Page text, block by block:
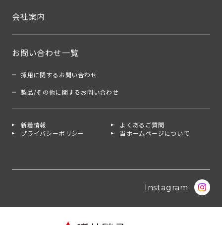
会社案内
お問い合わせ一覧
採用に関するお問い合わせ
製品/その他に関するお問い合わせ
新着情報
よくあるご質問
プライバシーポリシー
当ホームページについて
Instagram